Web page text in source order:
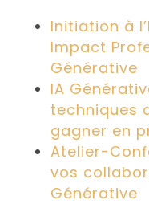
Initiation à
Impact
Générative
IA
techniques
gagner en
Atelier-
vos
Générative